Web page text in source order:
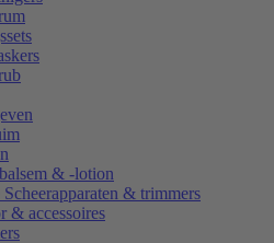
& -lotion
& trimmers
& accessoires